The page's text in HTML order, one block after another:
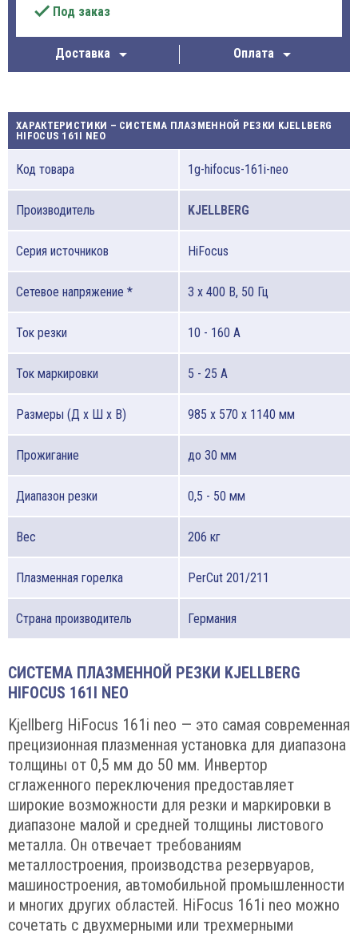
 Под заказ
Доставка  Оплата 
ХАРАКТЕРИСТИКИ – СИСТЕМА ПЛАЗМЕННОЙ РЕЗКИ KJELLBERG
HIFOCUS 161I NEO
Код товара 1g-hifocus-161i-neo
Производитель KJELLBERG
Серия источников HiFocus
Сетевое напряжение * 3 x 400 В, 50 Гц
Ток резки 10 - 160 A
Ток маркировки 5 - 25 A
Размеры (Д х Ш х В) 985 x 570 x 1140 мм
Прожигание до 30 мм
Диапазон резки 0,5 - 50 мм
Вес 206 кг
Плазменная горелка PerCut 201/211
Страна производитель Германия
СИСТЕМА ПЛАЗМЕННОЙ РЕЗКИ KJELLBERG
HIFOCUS 161I NEO
Kjellberg HiFocus 161i neo — это самая современная
прецизионная плазменная установка для диапазона
толщины от 0,5 мм до 50 мм. Инвертор
сглаженного переключения предоставляет
широкие возможности для резки и маркировки в
диапазоне малой и средней толщины листового
металла. Он отвечает требованиям
металлостроения, производства резервуаров,
машиностроения, автомобильной промышленности
и многих других областей. HiFocus 161i neo можно
сочетать с двухмерными или трехмерными